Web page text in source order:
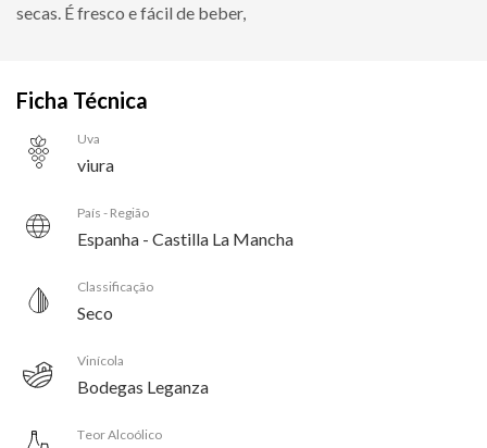
secas. É fresco e fácil de beber,
Ficha Técnica
Uva
viura
País - Região
Espanha - Castilla La Mancha
Classificação
Seco
Vinícola
Bodegas Leganza
Teor Alcoólico